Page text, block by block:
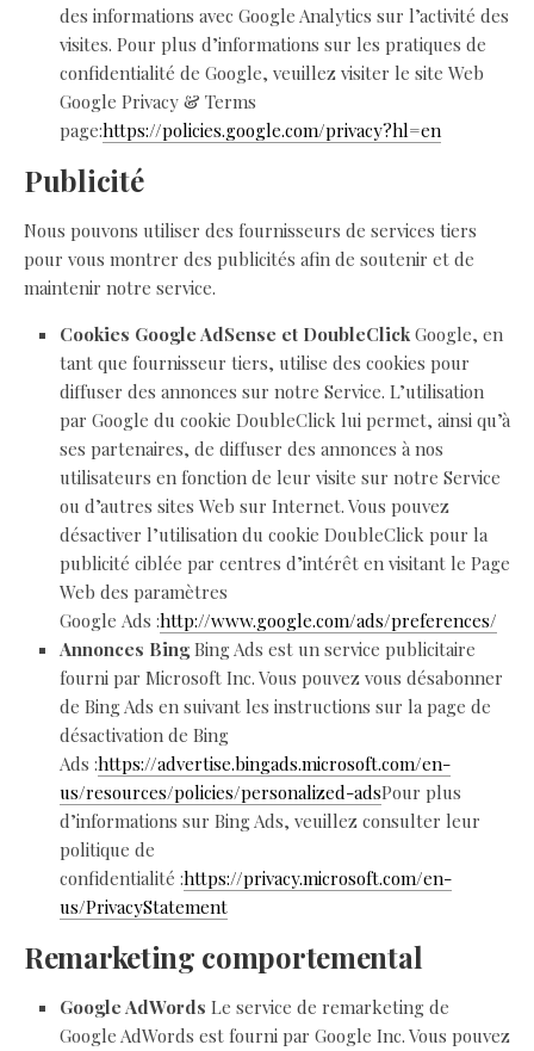
des informations avec Google Analytics sur l’activité des
visites. Pour plus d’informations sur les pratiques de
confidentialité de Google, veuillez visiter le site Web
Google Privacy & Terms
page:https://policies.google.com/privacy?hl=en
Publicité
Nous pouvons utiliser des fournisseurs de services tiers
pour vous montrer des publicités afin de soutenir et de
maintenir notre service.
Cookies Google AdSense et DoubleClick Google, en
tant que fournisseur tiers, utilise des cookies pour
diffuser des annonces sur notre Service. L’utilisation
par Google du cookie DoubleClick lui permet, ainsi qu’à
ses partenaires, de diffuser des annonces à nos
utilisateurs en fonction de leur visite sur notre Service
ou d’autres sites Web sur Internet. Vous pouvez
désactiver l’utilisation du cookie DoubleClick pour la
publicité ciblée par centres d’intérêt en visitant le Page
Web des paramètres
Google Ads :http://www.google.com/ads/preferences/
Annonces Bing Bing Ads est un service publicitaire
fourni par Microsoft Inc. Vous pouvez vous désabonner
de Bing Ads en suivant les instructions sur la page de
désactivation de Bing
Ads :https://advertise.bingads.microsoft.com/en-
us/resources/policies/personalized-adsPour plus
d’informations sur Bing Ads, veuillez consulter leur
politique de
confidentialité :https://privacy.microsoft.com/en-
us/PrivacyStatement
Remarketing comportemental
Google AdWords Le service de remarketing de
Google AdWords est fourni par Google Inc. Vous pouvez